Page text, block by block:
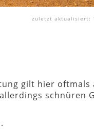
zuletzt aktualisiert:
gilt hier oftmals
schnüren